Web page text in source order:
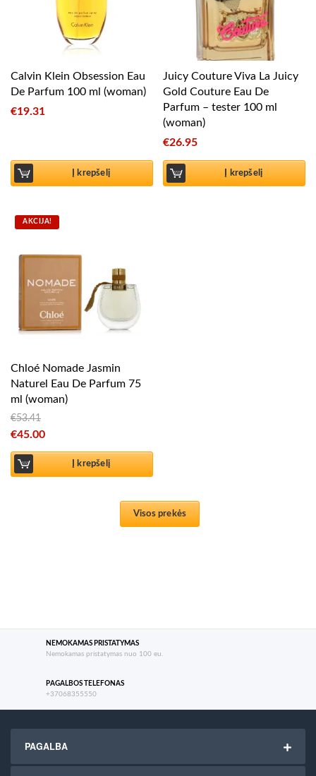
Calvin Klein Obsession Eau
De Parfum 100 ml (woman)
€19.31
Į krepšelį
Juicy Couture Viva La Juicy
Gold Couture Eau De
Parfum – tester 100 ml
(woman)
€26.95
Į krepšelį
AKCIJA!
Chloé Nomade Jasmin
Naturel Eau De Parfum 75
ml (woman)
€53.41
Original price was: €53.41.
€45.00
Current price is: €45.00.
Į krepšelį
Visos prekės
NEMOKAMAS PRISTATYMAS
Nemokamas pristatymas nuo 100 eu.
PAGALBOS TELEFONAS
+37068355550
PAGALBA